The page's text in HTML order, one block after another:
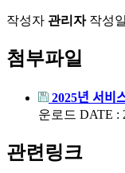
작성자 관리자 작성일
첨부파일
2025년
운로드 DATE :
관련링크